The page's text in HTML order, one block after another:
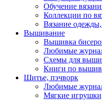
Обучение
Коллекции по
Вязание одежды,
Вышивание
Вышивка
Любимые
Схемы для
Книги по
Шитье, пэчворк
Любимые
Мягкие